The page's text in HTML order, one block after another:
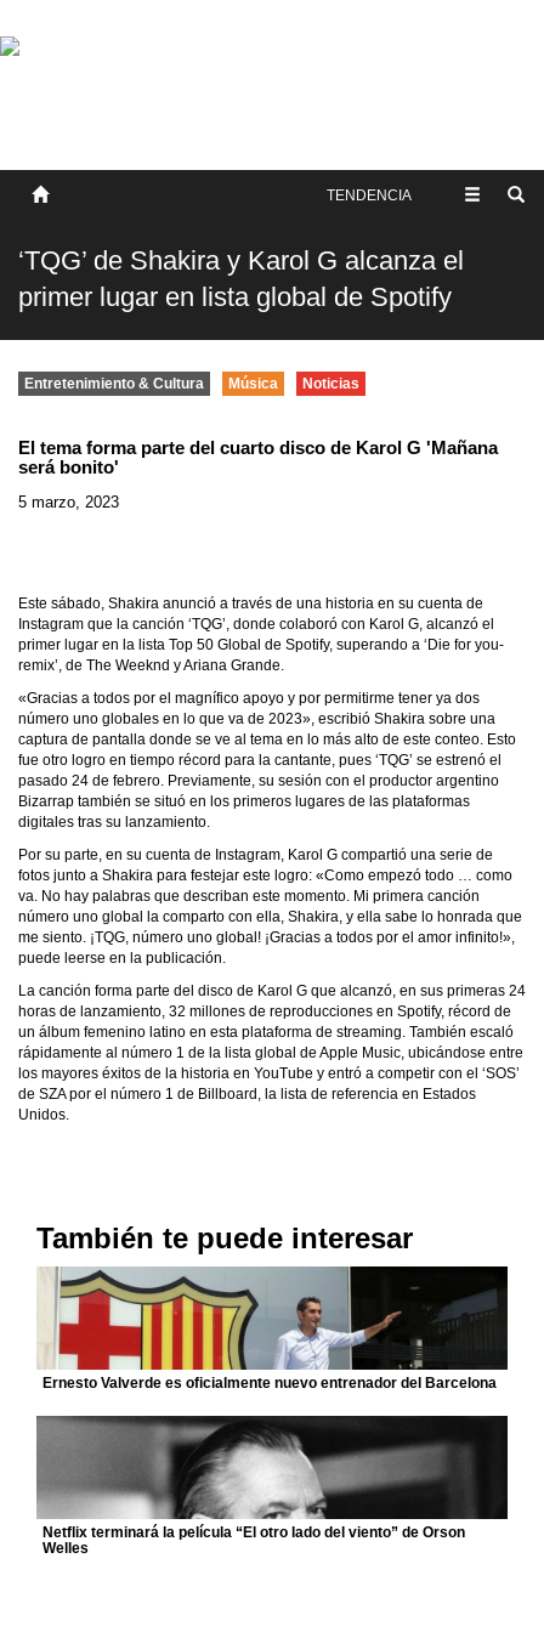
SOBRE NOSOTROS
TENDENCIA
‘TQG’ de Shakira y Karol G alcanza el
primer lugar en lista global de Spotify
Entretenimiento & Cultura Música Noticias
El tema forma parte del cuarto disco de Karol G 'Mañana
será bonito'
5 marzo, 2023
Este sábado, Shakira anunció a través de una historia en su cuenta de
Instagram que la canción ‘TQG’, donde colaboró con Karol G, alcanzó el
primer lugar en la lista Top 50 Global de Spotify, superando a ‘Die for you-
remix’, de The Weeknd y Ariana Grande.
«Gracias a todos por el magnífico apoyo y por permitirme tener ya dos
número uno globales en lo que va de 2023», escribió Shakira sobre una
captura de pantalla donde se ve al tema en lo más alto de este conteo. Esto
fue otro logro en tiempo récord para la cantante, pues ‘TQG’ se estrenó el
pasado 24 de febrero. Previamente, su sesión con el productor argentino
Bizarrap también se situó en los primeros lugares de las plataformas
digitales tras su lanzamiento.
Por su parte, en su cuenta de Instagram, Karol G compartió una serie de
fotos junto a Shakira para festejar este logro: «Como empezó todo … como
va. No hay palabras que describan este momento. Mi primera canción
número uno global la comparto con ella, Shakira, y ella sabe lo honrada que
me siento. ¡TQG, número uno global! ¡Gracias a todos por el amor infinito!»,
puede leerse en la publicación.
La canción forma parte del disco de Karol G que alcanzó, en sus primeras 24
horas de lanzamiento, 32 millones de reproducciones en Spotify, récord de
un álbum femenino latino en esta plataforma de streaming. También escaló
rápidamente al número 1 de la lista global de Apple Music, ubicándose entre
los mayores éxitos de la historia en YouTube y entró a competir con el ‘SOS’
de SZA por el número 1 de Billboard, la lista de referencia en Estados
Unidos.
También te puede interesar
Ernesto Valverde es oficialmente nuevo entrenador del Barcelona
Netflix terminará la película “El otro lado del viento” de Orson
Welles